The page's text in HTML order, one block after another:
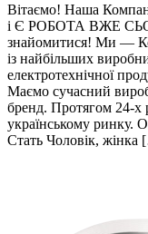
Вітаємо! Наша
і Є РОБОТА ВЖЕ
знайомитися! Ми —
із найбільших
електротехнічної
Маємо сучасний
бренд. Протягом 24-х
українському ринку.
Стать Чоловік,